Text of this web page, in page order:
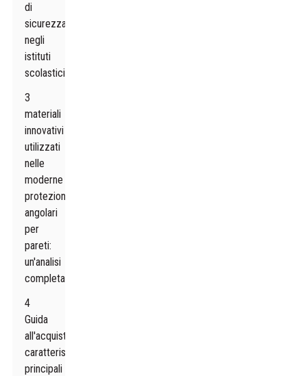
di
sicurezza
negli
istituti
scolastici
3
materiali
innovativi
utilizzati
nelle
moderne
protezioni
angolari
per
pareti:
un'analisi
completa
4
Guida
all'acquisto:
caratteristiche
principali